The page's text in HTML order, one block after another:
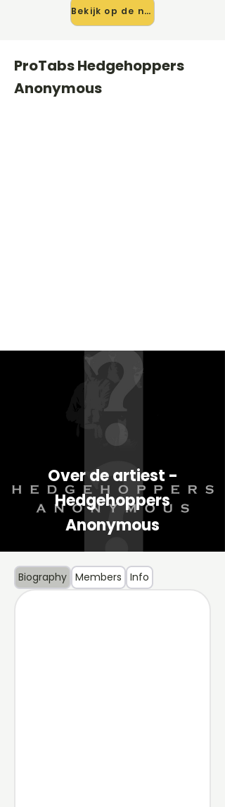
Bekijk op de nieuwe site →
ProTabs Hedgehoppers
Anonymous
Over de artiest -
Hedgehoppers
Anonymous
Biography Members Info